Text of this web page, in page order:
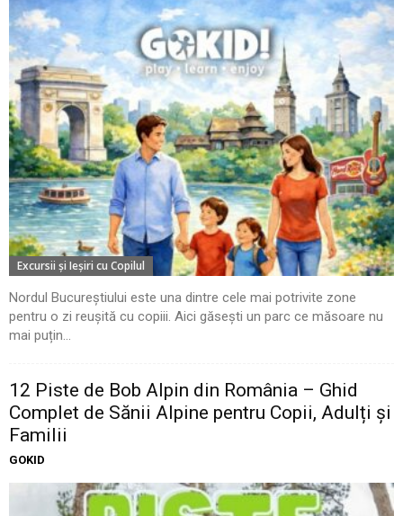
Excursii şi Ieşiri cu Copilul
Nordul Bucureștiului este una dintre cele mai potrivite zone
pentru o zi reușită cu copiii. Aici găsești un parc ce măsoare nu
mai puțin...
12 Piste de Bob Alpin din România – Ghid
Complet de Sănii Alpine pentru Copii, Adulți și
Familii
GOKID